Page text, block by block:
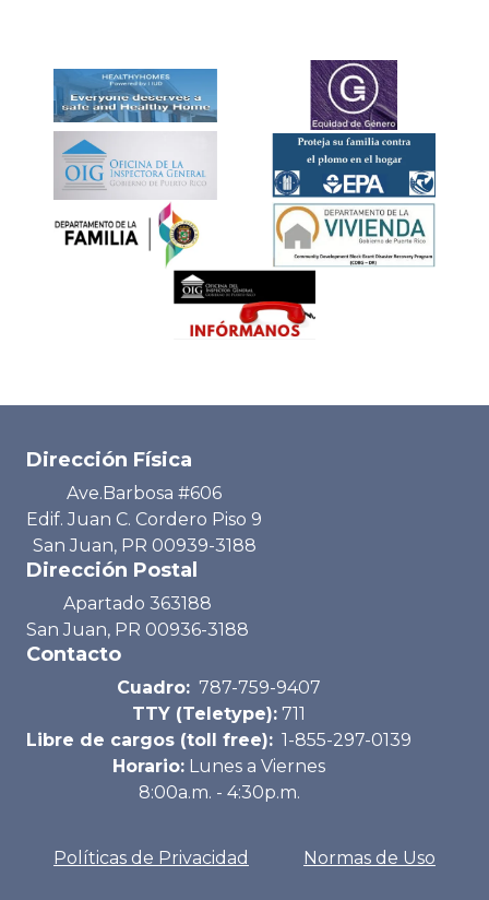
Dirección Física
Ave.Barbosa #606
Edif. Juan C. Cordero Piso 9
San Juan, PR 00939-3188
Dirección Postal
Apartado 363188
San Juan, PR 00936-3188
Contacto
Cuadro: 787-759-9407
TTY (Teletype): 711
Libre de cargos (toll free): 1-855-297-0139
Horario: Lunes a Viernes
8:00a.m. - 4:30p.m.
Políticas de Privacidad Normas de Uso